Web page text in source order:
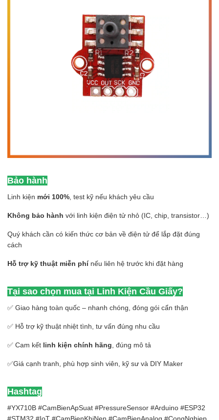
Bảo hành
Linh kiện mới 100% , test kỹ nếu khách yêu cầu
Không bảo hành với linh kiện điện tử nhỏ (IC, chip, transistor…)
Quý khách cần có kiến thức cơ bản về điện tử để lắp đặt đúng
cách
Hỗ trợ kỹ thuật miễn phínếu liên hệ trước khi đặt hàng
Tại sao chọn mua tại Linh Kiện Cầu Giấy?
✅ Giao hàng toàn quốc – nhanh chóng, đóng gói cẩn thận
✅ Hỗ trợ kỹ thuật nhiệt tình, tư vấn đúng nhu cầu
✅ Cam kết linh kiện chính hãng , đúng mô tả
✅Giá cạnh tranh, phù hợp sinh viên, kỹ sư và DIY Maker
Hashtag
#YX710B #CamBienApSuat #PressureSensor #Arduino #ESP32
#STM32 #IoT #CamBienKhiNen #CamBienAnalog #CongNghiep